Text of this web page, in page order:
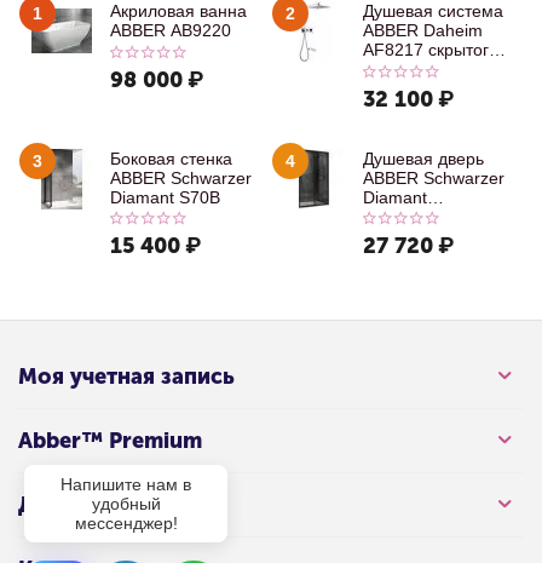
1
Акриловая ванна
ABBER AB9220
98 000 ₽
2
Душевая система
ABBER Daheim
AF8217 скрытого
монтажа с
изливом, хром
32 100 ₽
3
Боковая стенка
ABBER Schwarzer
Diamant S70B
15 400 ₽
4
Душевая дверь
ABBER Schwarzer
Diamant
AG30100B
27 720 ₽
Моя учетная запись
Abber™ Premium
Для клиента
Напишите нам в
удобный
мессенджер!